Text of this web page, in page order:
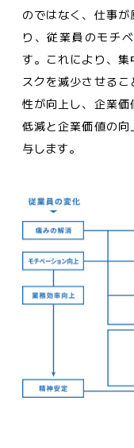
のではなく、仕事
り、従業員のモチ
す。これにより、
スクを減少させる
性が向上し、企業
低減と企業価値の
与します。